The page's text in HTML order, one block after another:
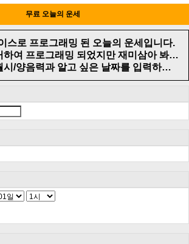
무료 오늘의 운세
스로 프로그래밍 된 오늘의 운세입니다.
로그래밍 되었지만 재미삼아 봐주시길 바랍니다.
은 날짜를 입력하고 무료 오늘의 운세보기를 클릭하 면 결과 값이 보여 집니다.